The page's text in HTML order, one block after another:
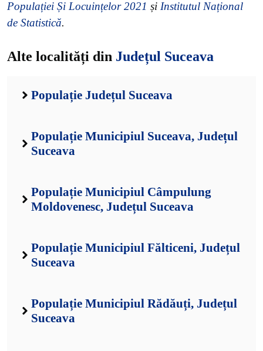
Populației Și Locuințelor 2021 și Institutul Național
de Statistică.
Alte localități din Județul Suceava
Populație Județul Suceava
Populație Municipiul Suceava, Județul
Suceava
Populație Municipiul Câmpulung
Moldovenesc, Județul Suceava
Populație Municipiul Fălticeni, Județul
Suceava
Populație Municipiul Rădăuți, Județul
Suceava